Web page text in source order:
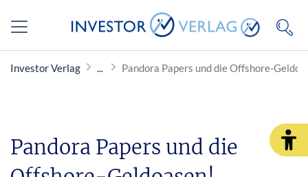
Investor Verlag Pandora Papers und die Offshore-
Pandora Papers und die